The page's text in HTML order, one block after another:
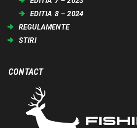
EDITIA 8 – 2024
REGULAMENTE
STIRI
CONTACT